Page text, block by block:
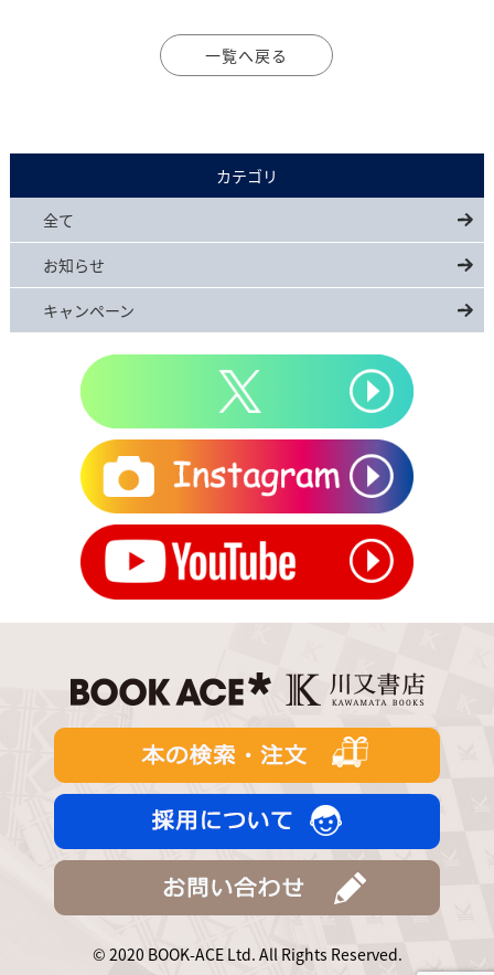
一覧へ戻る
カテゴリ
全て
お知らせ
キャンペーン
© 2020 BOOK-ACE Ltd. All Rights Reserved.